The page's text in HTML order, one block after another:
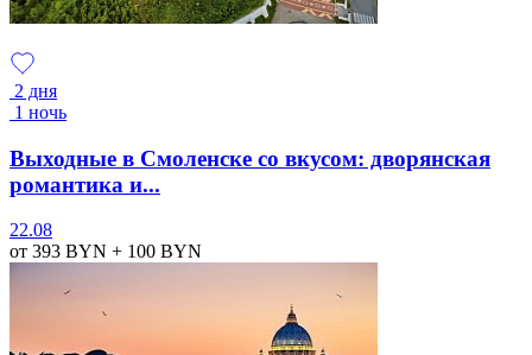
2 дня
1 ночь
Выходные в Смоленске со вкусом: дворянская
романтика и...
22.08
от 393 BYN + 100 BYN